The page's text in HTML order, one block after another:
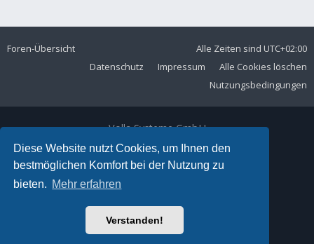
Diese Website nutzt Cookies, um Ihnen den
bestmöglichen Komfort bei der Nutzung zu
bieten. Mehr erfahren
Verstanden!
Foren-Übersicht Alle Zeiten sind UTC+02:00
Alle Cookies löschen
Impressum
Datenschutz
Nutzungsbedingungen
Volla Systeme GmbH
Kölner Straße 102
42897 Remscheid
Telefon:+49 2191 59897 61
E-Mail:
Ariki Theme by